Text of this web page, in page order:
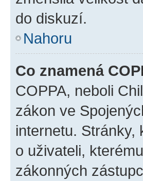
do diskuzí.
Nahoru
Co znamená
COPPA, neboli
zákon ve
internetu.
o uživateli,
zákonných